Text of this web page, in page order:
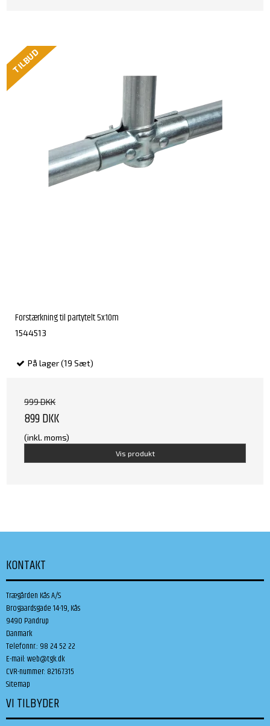
TILBUD
Forstærkning til partytelt 5x10m
1544513
På lager (19 Sæt)
999 DKK
899 DKK
(inkl. moms)
Vis produkt
KONTAKT
Trægården Kås A/S
Brogaardsgade 14-19, Kås
9490 Pandrup
Danmark
Telefonnr.: 98 24 52 22
E-mail:web@tgk.dk
CVR-nummer: 82167315
Sitemap
VI TILBYDER